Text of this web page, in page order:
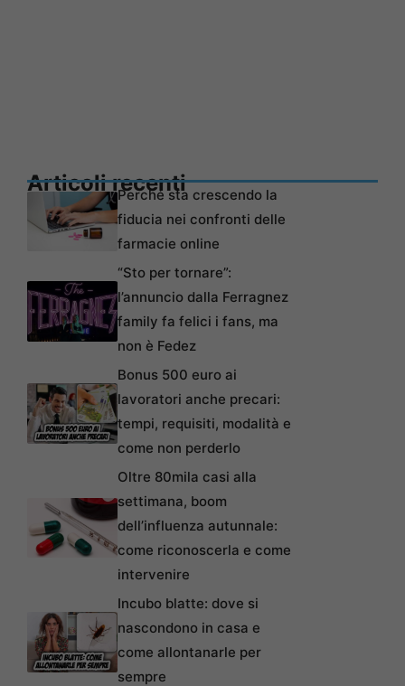
Articoli recentiPerché sta crescendo la
fiducia nei confronti delle
farmacie online
“Sto per tornare”:
l’annuncio dalla Ferragnez
family fa felici i fans, ma
non è Fedez
Bonus 500 euro ai
lavoratori anche precari:
tempi, requisiti, modalità e
come non perderlo
Oltre 80mila casi alla
settimana, boom
dell’influenza autunnale:
come riconoscerla e come
intervenire
Incubo blatte: dove si
nascondono in casa e
come allontanarle per
sempre